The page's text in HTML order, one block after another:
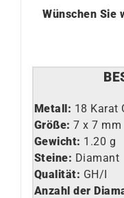
Wünschen Sie
Metall: 18 Karat
Größe: 7 x 7 mm
Gewicht: 1.20 g
Steine: Diamant
Qualität: GH/I
Anzahl der